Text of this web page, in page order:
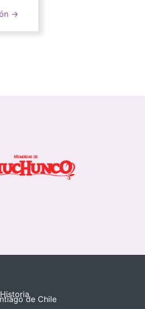
→
de Chile